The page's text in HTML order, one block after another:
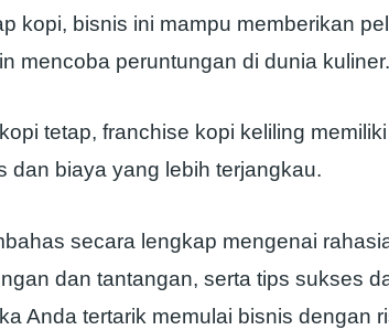
kopi, bisnis ini mampu memberikan
mencoba peruntungan di dunia kuliner.
tetap, franchise kopi keliling
dan biaya yang lebih terjangkau.
secara lengkap mengenai
dan tantangan, serta tips sukses
Anda tertarik memulai bisnis dengan